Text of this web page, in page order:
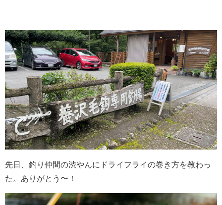
先日、釣り仲間の渋やんにドライフライの巻き方を教わっ
た。ありがとう〜！